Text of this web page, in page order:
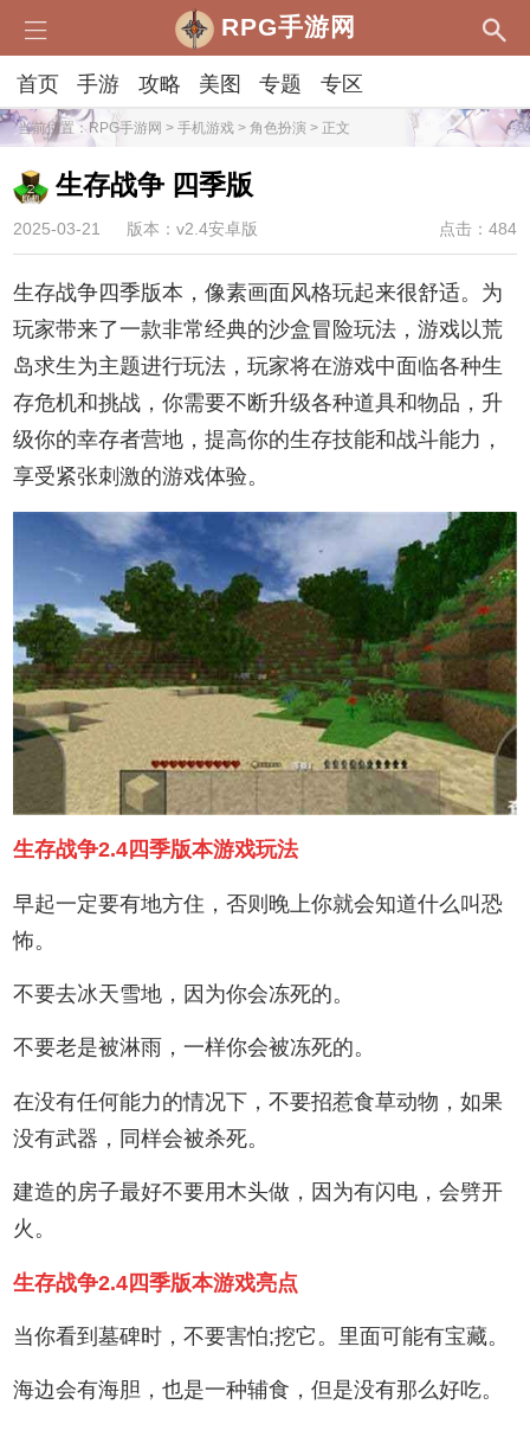
RPG手游网
首页 手游 攻略 美图 专题 专区
当前位置：RPG手游网 > 手机游戏 > 角色扮演 > 正文
生存战争 四季版
2025-03-21 版本：v2.4安卓版 点击：484
生存战争四季版本，像素画面风格玩起来很舒适。为
玩家带来了一款非常经典的沙盒冒险玩法，游戏以荒
岛求生为主题进行玩法，玩家将在游戏中面临各种生
存危机和挑战，你需要不断升级各种道具和物品，升
级你的幸存者营地，提高你的生存技能和战斗能力，
享受紧张刺激的游戏体验。
生存战争2.4四季版本游戏玩法
早起一定要有地方住，否则晚上你就会知道什么叫恐
怖。
不要去冰天雪地，因为你会冻死的。
不要老是被淋雨，一样你会被冻死的。
在没有任何能力的情况下，不要招惹食草动物，如果
没有武器，同样会被杀死。
建造的房子最好不要用木头做，因为有闪电，会劈开
火。
生存战争2.4四季版本游戏亮点
当你看到墓碑时，不要害怕;挖它。里面可能有宝藏。
海边会有海胆，也是一种辅食，但是没有那么好吃。